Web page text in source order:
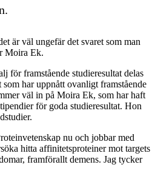
är väl ungefär det svaret som man
Moira Ek.
för framstående studieresultat delas
har uppnått ovanligt framstående
väl in på Moira Ek, som har haft
för goda studieresultat. Hon
nu och jobbar med
hitta affinitetsproteiner mot targets
framförallt demens. Jag tycker